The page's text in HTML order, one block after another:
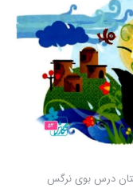
درس بوی نرگس